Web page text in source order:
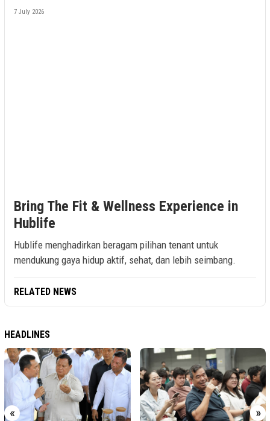
7 July 2026
Bring The Fit & Wellness Experience in
Hublife
Hublife menghadirkan beragam pilihan tenant untuk
mendukung gaya hidup aktif, sehat, dan lebih seimbang.
RELATED NEWS
HEADLINES
« »